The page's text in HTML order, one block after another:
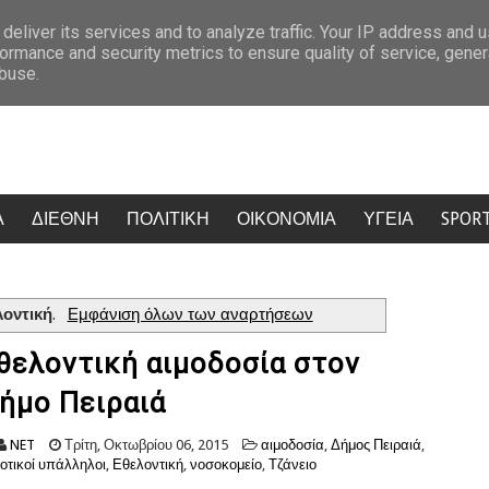
(ΒΙΝΤΕΟ) Αιματοκύλισμα σε μοναστήρι της Κύπρου: Μοναχός
ΔΙΕΘΝΗ ΠΟΛΙΤΙΚΗ ΟΙΚΟΝΟΜΙΑ ΥΓΕΙΑ
. Εμφάνιση όλων των αναρτήσεων
αιμοδοσία στον
Πειραιά
NET Τρίτη, Οκτωβρίου 06, 2015 αιμοδοσία, Δήμος Πειραιά,
υπάλληλοι, Εθελοντική, νοσοκομείο, Τζάνειο
its services and to analyze traffic. Your IP address and
and security metrics to ensure quality of service,